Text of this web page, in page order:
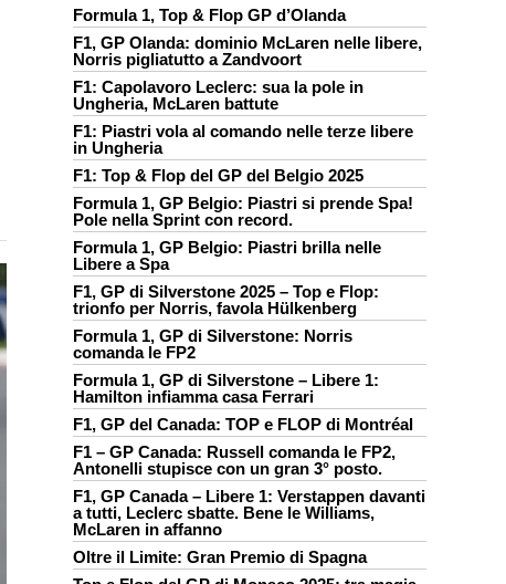
Formula 1, Top & Flop GP d’Olanda
F1, GP Olanda: dominio McLaren nelle libere,
Norris pigliatutto a Zandvoort
F1: Capolavoro Leclerc: sua la pole in
Ungheria, McLaren battute
F1: Piastri vola al comando nelle terze libere
in Ungheria
F1: Top & Flop del GP del Belgio 2025
Formula 1, GP Belgio: Piastri si prende Spa!
Pole nella Sprint con record.
Formula 1, GP Belgio: Piastri brilla nelle
Libere a Spa
F1, GP di Silverstone 2025 – Top e Flop:
trionfo per Norris, favola Hülkenberg
Formula 1, GP di Silverstone: Norris
comanda le FP2
Formula 1, GP di Silverstone – Libere 1:
Hamilton infiamma casa Ferrari
F1, GP del Canada: TOP e FLOP di Montréal
F1 – GP Canada: Russell comanda le FP2,
Antonelli stupisce con un gran 3° posto.
F1, GP Canada – Libere 1: Verstappen davanti
a tutti, Leclerc sbatte. Bene le Williams,
McLaren in affanno
Oltre il Limite: Gran Premio di Spagna